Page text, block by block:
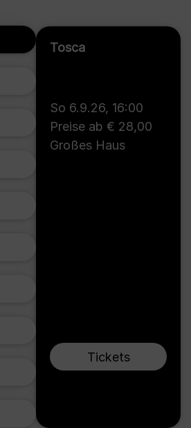
Tosca
So 6.9.26, 16:00
Preise ab € 28,00
Großes Haus
Tickets